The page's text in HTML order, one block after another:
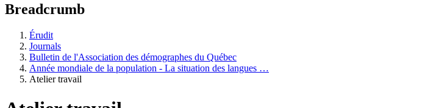
Breadcrumb
Érudit
Journals
Bulletin de l'Association des démographes du Québec
Année mondiale de la population - La situation des langues …
Atelier travail